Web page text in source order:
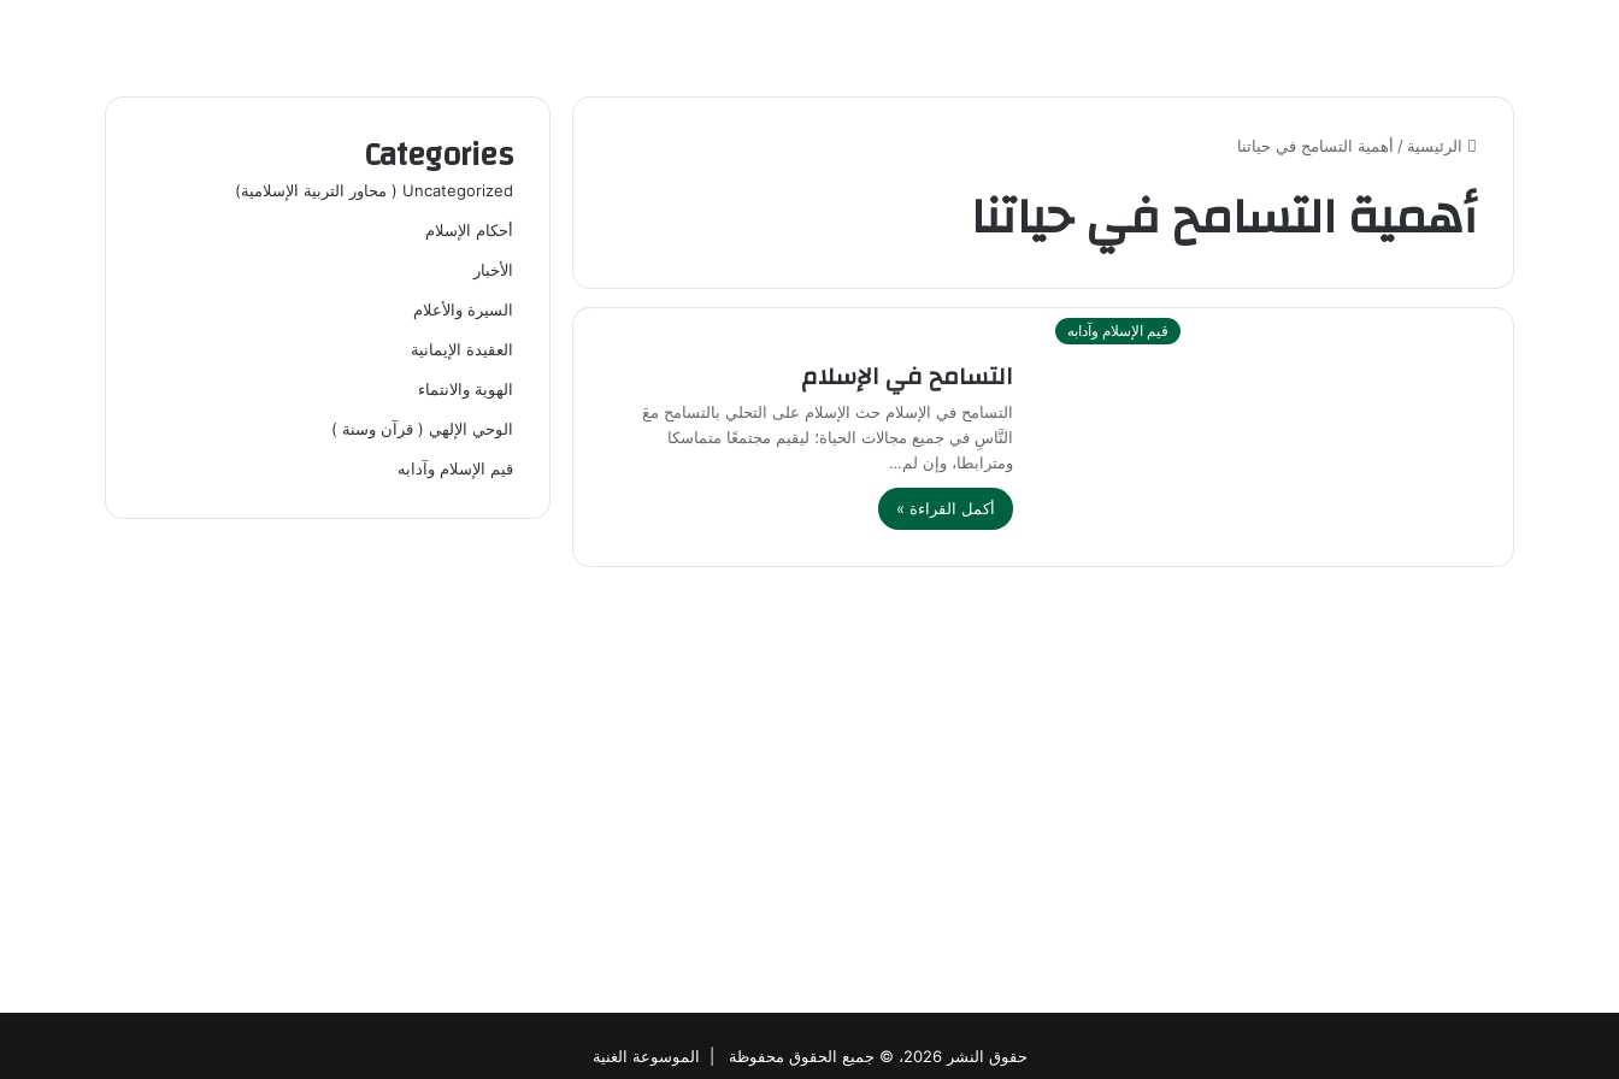
الرئيسية / أهمية التسامح في حياتنا
أهمية التسامح في حياتنا
قيم الإسلام وآدابه
التسامح في الإسلام
التسامح في الإسلام حث الإسلام على التحلي بالتسامح معَ
النَّاسِ في جميع مجالات الحياة؛ ليقيم مجتمعًا متماسكا
ومترابطا، وإن لم…
أكمل القراءة »
Categories
Uncategorized ( محاور التربية الإسلامية)
أحكام الإسلام
الأخبار
السيرة والأعلام
العقيدة الإيمانية
الهوية والانتماء
الوحي الإلهي ( قرآن وسنة )
قيم الإسلام وآدابه
حقوق النشر 2026، © جميع الحقوق محفوظة | الموسوعة الغنية